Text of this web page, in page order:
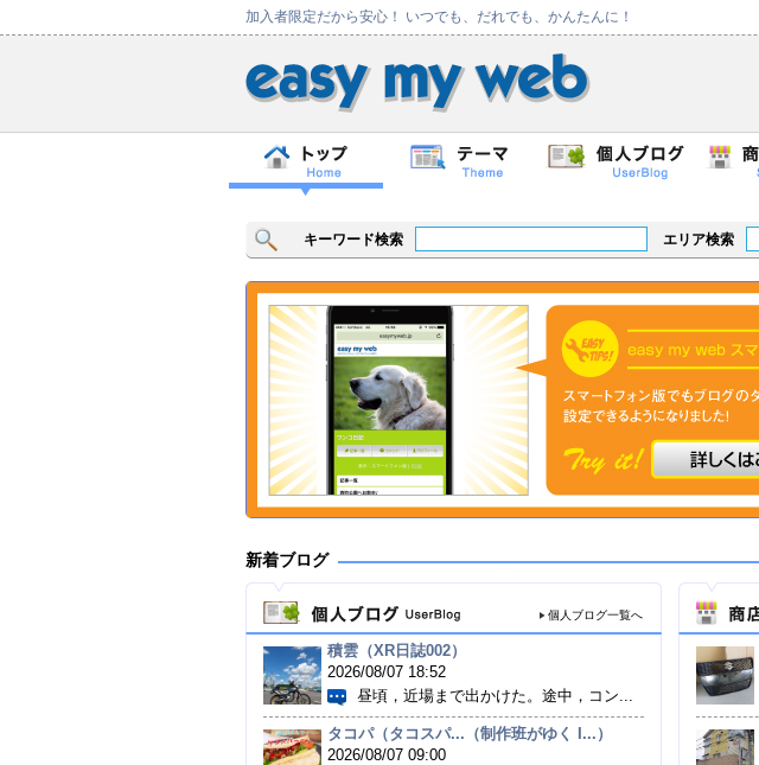
加入者限定だから安心！ いつでも、だれでも、かんたんに！
キーワード検索 エリア検索
新着ブログ
個人ブログ一覧へ
積雲（XR日誌002）
2026/08/07 18:52
昼頃，近場まで出かけた。途中，コン...
タコパ（タコスパ...（制作班がゆく I...）
2026/08/07 09:00